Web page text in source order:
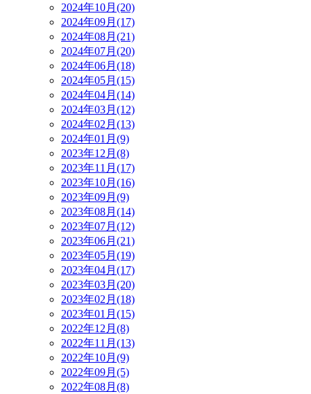
2024年10月(20)
2024年09月(17)
2024年08月(21)
2024年07月(20)
2024年06月(18)
2024年05月(15)
2024年04月(14)
2024年03月(12)
2024年02月(13)
2024年01月(9)
2023年12月(8)
2023年11月(17)
2023年10月(16)
2023年09月(9)
2023年08月(14)
2023年07月(12)
2023年06月(21)
2023年05月(19)
2023年04月(17)
2023年03月(20)
2023年02月(18)
2023年01月(15)
2022年12月(8)
2022年11月(13)
2022年10月(9)
2022年09月(5)
2022年08月(8)